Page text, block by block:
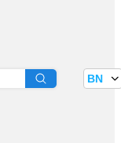
BN